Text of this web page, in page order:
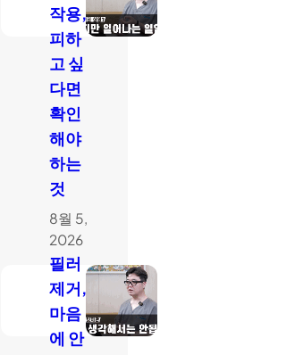
작용,
피하
고 싶
다면
확인
해야
하는
것
8월 5,
2026
필러
제거,
마음
에 안